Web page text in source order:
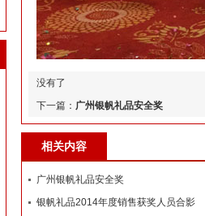
没有了
下一篇： 广州银帆礼品安全奖
相关内容
广州银帆礼品安全奖
银帆礼品2014年度销售获奖人员合影